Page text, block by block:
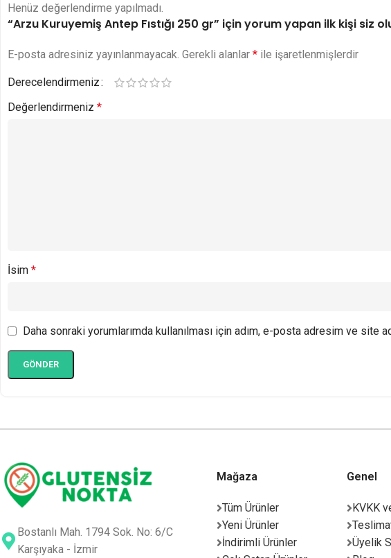
Henüz değerlendirme yapılmadı.
“Arzu Kuruyemiş Antep Fıstığı 250 gr” için yorum yapan ilk kişi siz
E-posta adresiniz yayınlanmayacak. Gerekli alanlar * ile işaretlenmişlerdir
Derecelendirmeniz
Değerlendirmeniz *
İsim *
Daha sonraki yorumlarımda kullanılması için adım, e-posta adresim ve site
Bostanlı Mah. 1794 Sok. No: 6/C
Karşıyaka - İzmir
Mağaza
Tüm Ürünler
Yeni Ürünler
İndirimli Ürünler
Genel
KVKK
Üyelik